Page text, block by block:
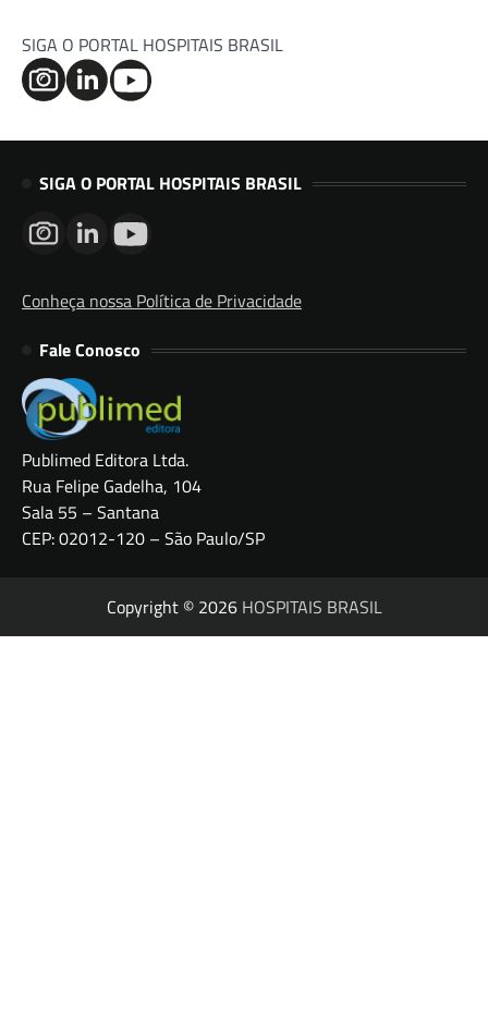
SIGA O PORTAL HOSPITAIS BRASIL
SIGA O PORTAL HOSPITAIS BRASIL
Conheça nossa Política de Privacidade
Fale Conosco
Publimed Editora Ltda.
Rua Felipe Gadelha, 104
Sala 55 – Santana
CEP: 02012-120 – São Paulo/SP
Copyright © 2026 HOSPITAIS BRASIL